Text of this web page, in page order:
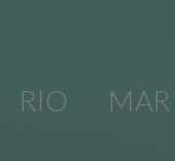
RIO MAR